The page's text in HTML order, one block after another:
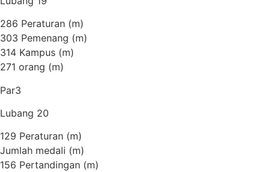
286 Peraturan (m)
303 Pemenang (m)
314 Kampus (m)
271 orang (m)
Par3
Lubang 20
129 Peraturan (m)
Jumlah medali (m)
156 Pertandingan (m)